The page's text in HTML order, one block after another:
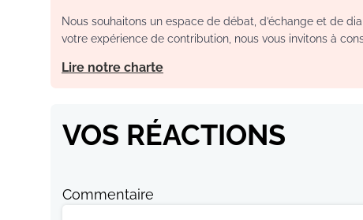
Nous souhaitons un espace de débat, d’échange et de
votre expérience de contribution, nous vous invitons à
Lire notre charte
VOS RÉACTIONS
Commentaire